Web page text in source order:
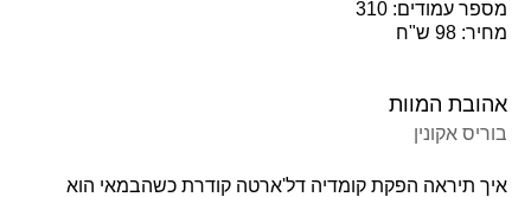
מספר עמודים: 310
מחיר: 98 ש"ח
אהובת המוות
בוריס אקונין
איך תיראה הפקת קומדיה דל'ארטה קודרת כשהבמאי הוא